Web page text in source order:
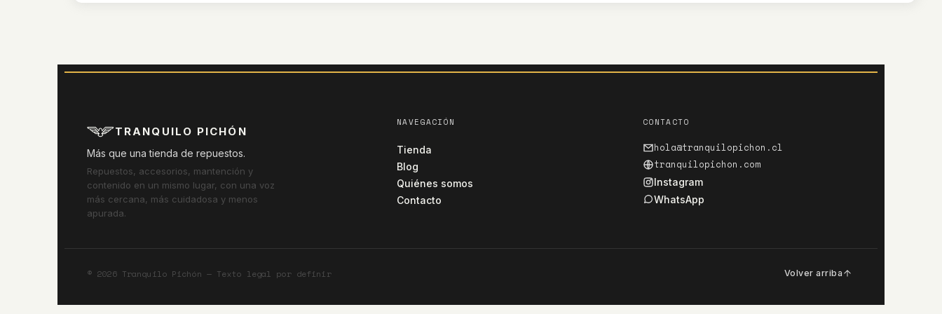
TRANQUILO PICHÓN
Más que una tienda de repuestos.
Repuestos, accesorios, mantención y
contenido en un mismo lugar, con una voz
más cercana, más cuidadosa y menos
apurada.
NAVEGACIÓN
Tienda
Blog
Quiénes somos
Contacto
CONTACTO
hola@tranquilopichon.cl
tranquilopichon.com
Instagram
WhatsApp
© 2026Tranquilo Pichón — Texto legal por definir Volver arriba